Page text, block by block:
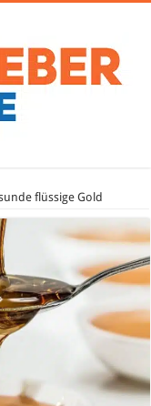
flüssige Gold